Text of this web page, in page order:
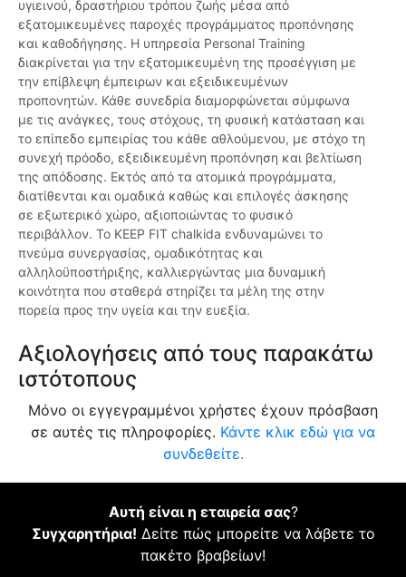
υγιεινού, δραστήριου τρόπου ζωής μέσα από
εξατομικευμένες παροχές προγράμματος προπόνησης
και καθοδήγησης. Η υπηρεσία Personal Training
διακρίνεται για την εξατομικευμένη της προσέγγιση με
την επίβλεψη έμπειρων και εξειδικευμένων
προπονητών. Κάθε συνεδρία διαμορφώνεται σύμφωνα
με τις ανάγκες, τους στόχους, τη φυσική κατάσταση και
το επίπεδο εμπειρίας του κάθε αθλούμενου, με στόχο τη
συνεχή πρόοδο, εξειδικευμένη προπόνηση και βελτίωση
της απόδοσης. Εκτός από τα ατομικά προγράμματα,
διατίθενται και ομαδικά καθώς και επιλογές άσκησης
σε εξωτερικό χώρο, αξιοποιώντας το φυσικό
περιβάλλον. Το KEEP FIT chalkida ενδυναμώνει το
πνεύμα συνεργασίας, ομαδικότητας και
αλληλοϋποστήριξης, καλλιεργώντας μια δυναμική
κοινότητα που σταθερά στηρίζει τα μέλη της στην
πορεία προς την υγεία και την ευεξία.
Αξιολογήσεις από τους παρακάτω
ιστότοπους
Μόνο οι εγγεγραμμένοι χρήστες έχουν πρόσβαση
σε αυτές τις πληροφορίες. Κάντε κλικ εδώ για να
συνδεθείτε.
Αυτή είναι η εταιρεία σας?
Συγχαρητήρια! Δείτε πώς μπορείτε να λάβετε το
πακέτο βραβείων!